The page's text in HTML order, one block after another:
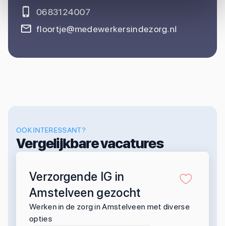
0683124007
floortje@medewerkersindezorg.nl
OOK INTERESSANT?
Vergelijkbare vacatures
Verzorgende IG in
Amstelveen gezocht
Werken in de zorg in Amstelveen met diverse
opties